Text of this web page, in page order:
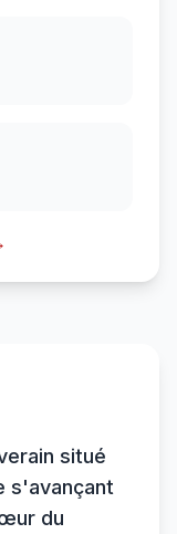
situé
s'avançant
du